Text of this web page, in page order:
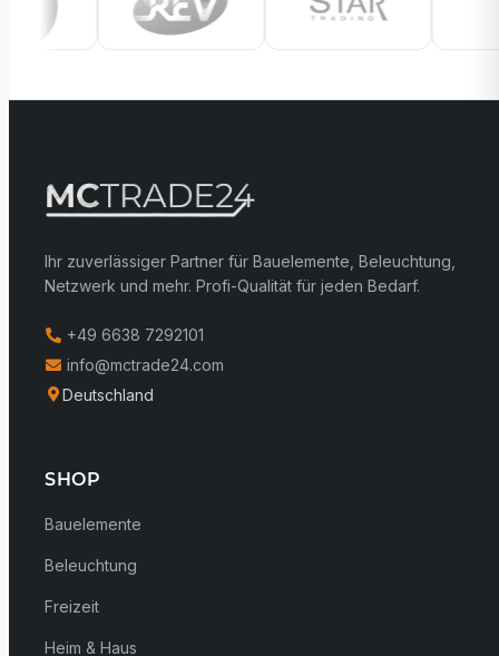
Ihr zuverlässiger Partner für Bauelemente, Beleuchtung,
Netzwerk und mehr. Profi-Qualität für jeden Bedarf.
+49 6638 7292101
info@mctrade24.com
Deutschland
SHOP
Bauelemente
Beleuchtung
Freizeit
Heim & Haus